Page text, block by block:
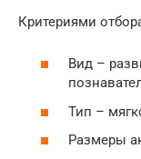
Критериями
Вид –
Тип –
Размеры